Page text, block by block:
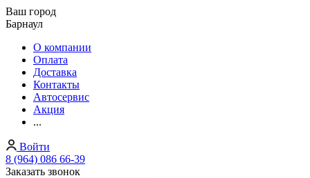
Ваш город
Барнаул
О компании
Оплата
Доставка
Контакты
Автосервис
Акция
...
Войти
8 (964) 086 66-39
Заказать звонок